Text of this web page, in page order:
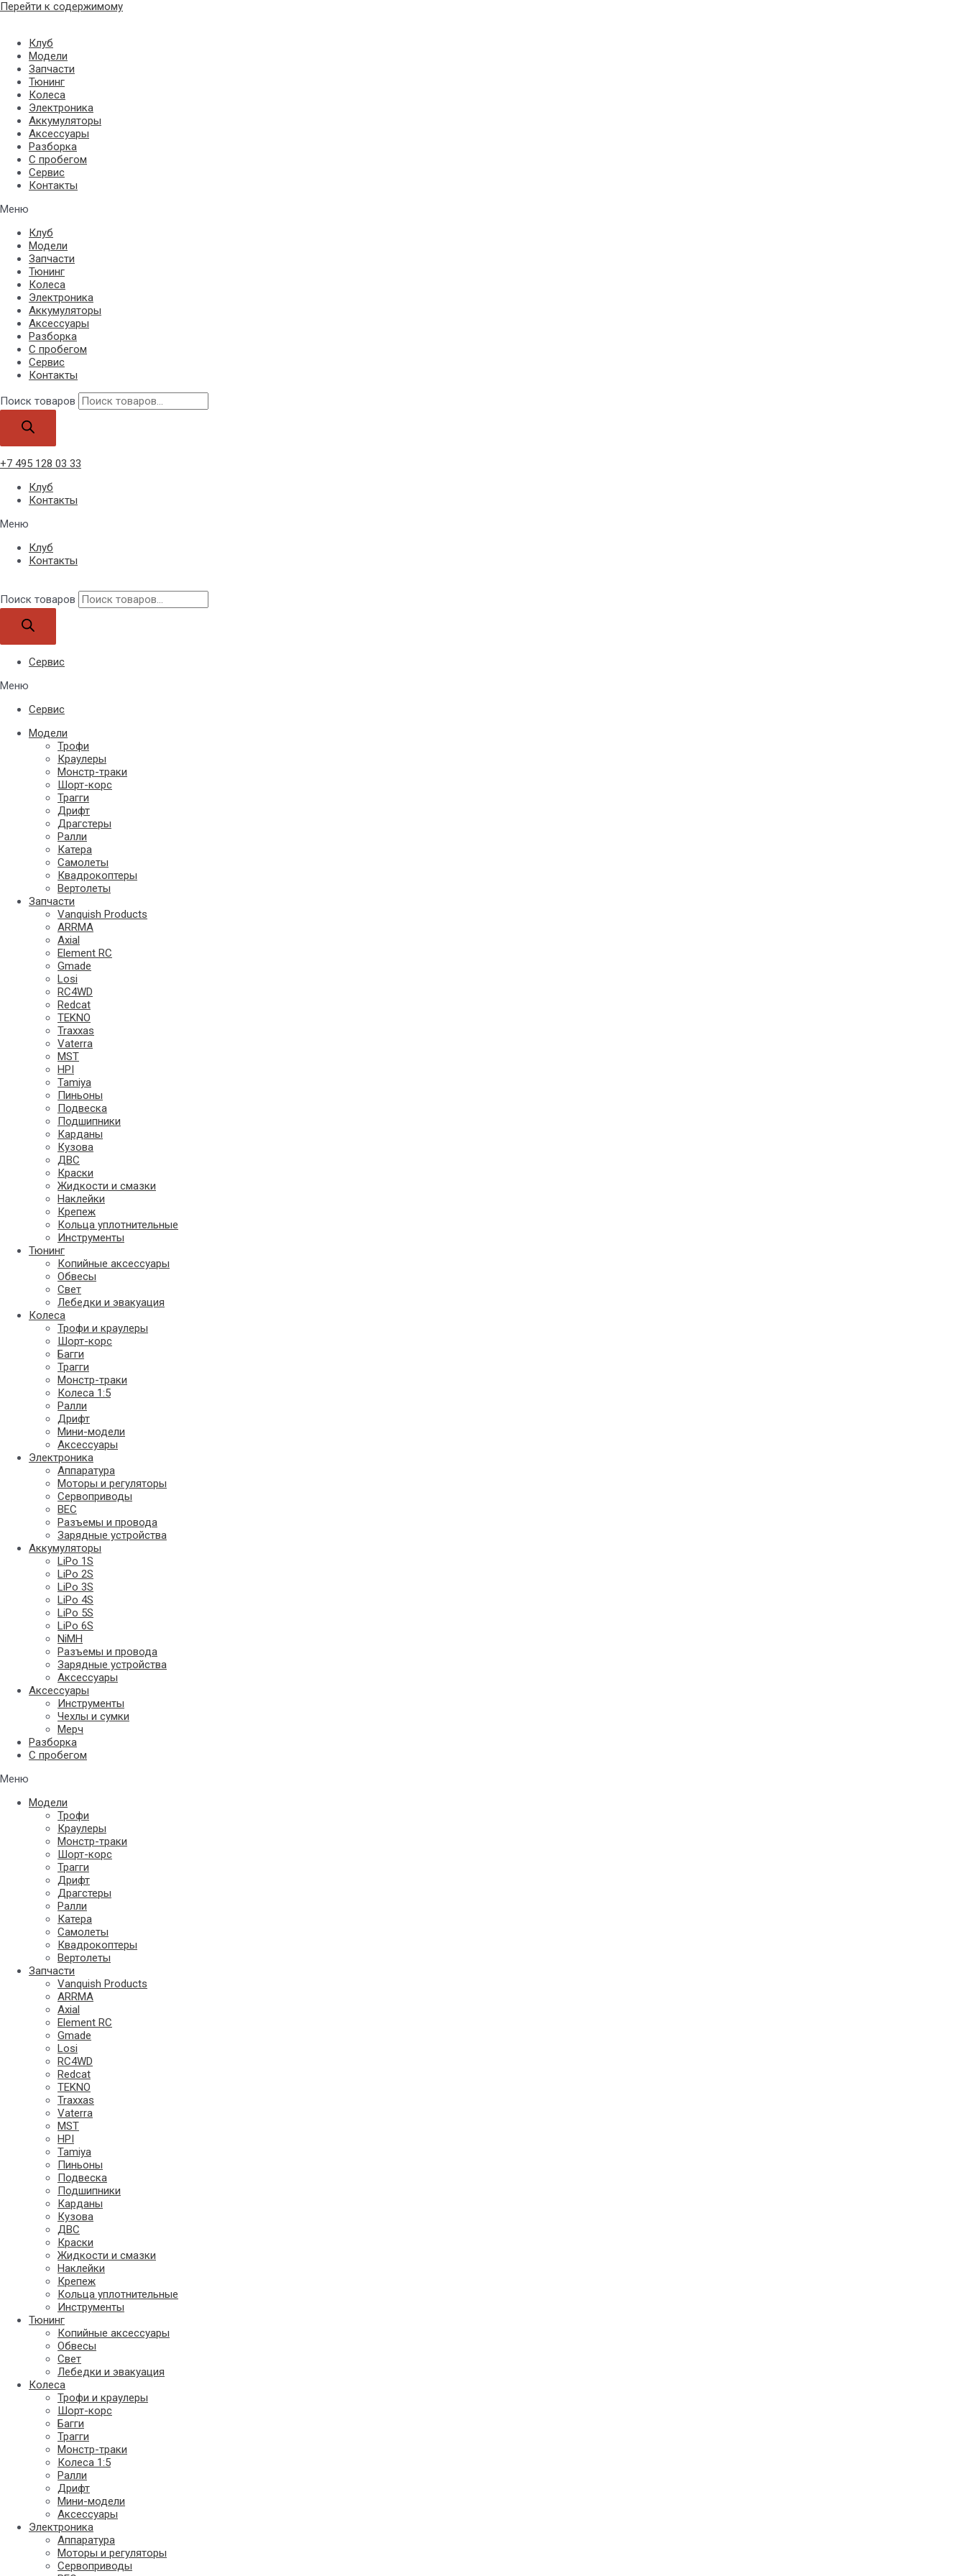
Перейти к содержимому
Клуб
Модели
Запчасти
Тюнинг
Колеса
Электроника
Аккумуляторы
Аксессуары
Разборка
С пробегом
Сервис
Контакты
Меню
Клуб
Модели
Запчасти
Тюнинг
Колеса
Электроника
Аккумуляторы
Аксессуары
Разборка
С пробегом
Сервис
Контакты
Поиск товаров
+7 495 128 03 33
Клуб
Контакты
Меню
Клуб
Контакты
Поиск товаров
Сервис
Меню
Сервис
Модели
Трофи
Краулеры
Монстр-траки
Шорт-корс
Трагги
Дрифт
Драгстеры
Ралли
Катера
Самолеты
Квадрокоптеры
Вертолеты
Запчасти
Vanquish Products
ARRMA
Axial
Element RC
Gmade
Losi
RC4WD
Redcat
TEKNO
Traxxas
Vaterra
MST
HPI
Tamiya
Пиньоны
Подвеска
Подшипники
Карданы
Кузова
ДВС
Краски
Жидкости и смазки
Наклейки
Крепеж
Кольца уплотнительные
Инструменты
Тюнинг
Копийные аксессуары
Обвесы
Свет
Лебедки и эвакуация
Колеса
Трофи и краулеры
Шорт-корс
Багги
Трагги
Монстр-траки
Колеса 1:5
Ралли
Дрифт
Мини-модели
Аксессуары
Электроника
Аппаратура
Моторы и регуляторы
Сервоприводы
BEC
Разъемы и провода
Зарядные устройства
Аккумуляторы
LiPo 1S
LiPo 2S
LiPo 3S
LiPo 4S
LiPo 5S
LiPo 6S
NiMH
Разъемы и провода
Зарядные устройства
Аксессуары
Аксессуары
Инструменты
Чехлы и сумки
Мерч
Разборка
С пробегом
Меню
Модели
Трофи
Краулеры
Монстр-траки
Шорт-корс
Трагги
Дрифт
Драгстеры
Ралли
Катера
Самолеты
Квадрокоптеры
Вертолеты
Запчасти
Vanquish Products
ARRMA
Axial
Element RC
Gmade
Losi
RC4WD
Redcat
TEKNO
Traxxas
Vaterra
MST
HPI
Tamiya
Пиньоны
Подвеска
Подшипники
Карданы
Кузова
ДВС
Краски
Жидкости и смазки
Наклейки
Крепеж
Кольца уплотнительные
Инструменты
Тюнинг
Копийные аксессуары
Обвесы
Свет
Лебедки и эвакуация
Колеса
Трофи и краулеры
Шорт-корс
Багги
Трагги
Монстр-траки
Колеса 1:5
Ралли
Дрифт
Мини-модели
Аксессуары
Электроника
Аппаратура
Моторы и регуляторы
Сервоприводы